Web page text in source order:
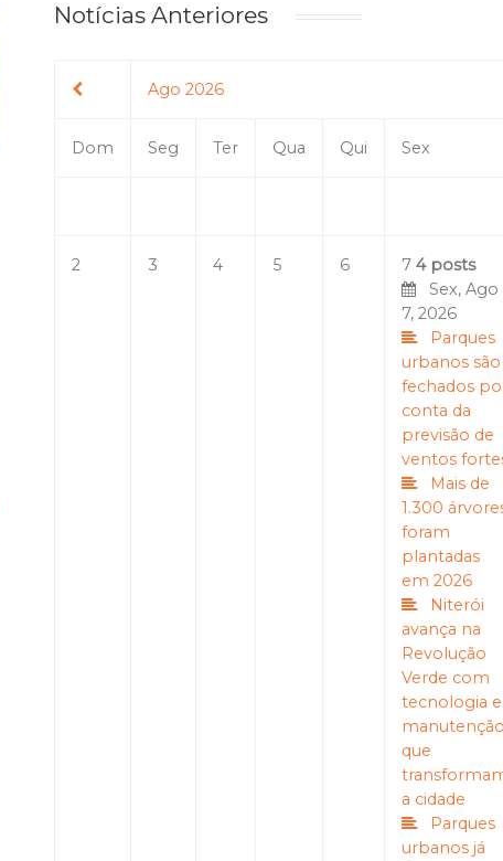
Notícias Anteriores
Ago 2026
Dom Seg Ter Qua Qui Sex
2 3 4 5 6 7 4 posts
Sex, Ago
7, 2026
Parques
urbanos são
fechados
conta da
previsão de
ventos
Mais de
1.300
foram
plantadas
em 2026
Niterói
avança na
Revolução
Verde com
tecnologia e
que
a cidade
Parques
urbanos já